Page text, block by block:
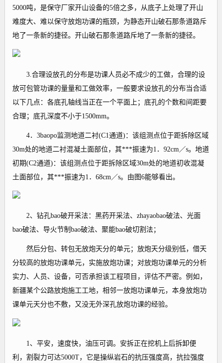
5000吨，是保守厂家开山设备的5倍之多，从底子上处理了开山
难度大、难以保守放炮功课的瓶颈，为静态开山破石那条道路斥
地了一条新的捷径。开山破石那条道路斥地了一条新的捷径。
3.合理设放孔的分布是功课人员必不成少的工做，合理的设
放可包管功课的量量和工做效率，一般要求设放孔的分布当合适
以下几点：各底孔轴线当正在一个平面上；底孔的个数和间距要
合理；底孔深度不小于1500mm。
4．3baopo监测地道二衬(C1通道)：该组测点位于距拆除区域
30m处的地道二衬混凝土面部位，其***振速为1．92cm／s。地道
初期(C2通道)：该组测点位于距拆除区域30m处的地道初收混凝
土面部位，其***振速为1．68cm／s。由图6能够看出。
2、钻孔bao破开采法：黑药开采法、zhayaobao破法、光面
bao破法、导火节制bao破法、聚能bao破切割法；
然后分包、转包无放炮天分的单元；放炮天分级别低，借天
分较高的放炮功课单元，实施放炮功课；对放炮功课单元的分析
实力、人员、设备，可否承担该工程项目，评估不严密。例如，
新疆某个公路放炮施工工地，相邻一放炮功课单元，本身放炮功
课单元天分也不敷，又没无外深孔放炮功课的经验。
1、平安，速度快，油压可调。安拆正在挖机上后拆卸便
利，割裂力可达5000T，它是操纵岩石的抗压强度高，抗拉强度